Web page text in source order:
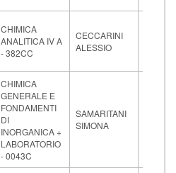
CHIMICA
ANALITICA IV A
- 382CC
CECCARINI
ALESSIO
CHIMICA
GENERALE E
FONDAMENTI
DI
INORGANICA +
LABORATORIO
- 0043C
SAMARITANI
SIMONA